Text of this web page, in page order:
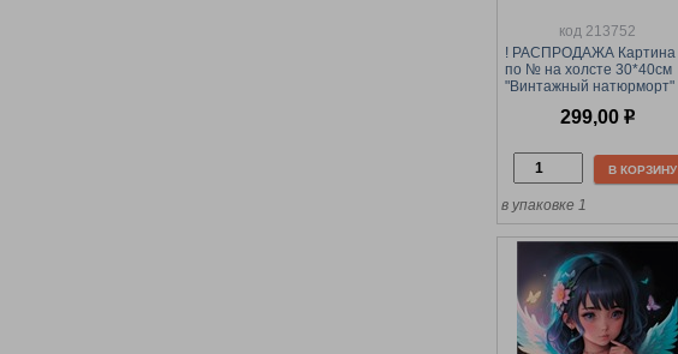
код 213752
! РАСПРОДАЖА Картина
по № на холсте 30*40см
"Винтажный натюрморт"
299,00 р
В КОРЗИНУ
в упаковке 1